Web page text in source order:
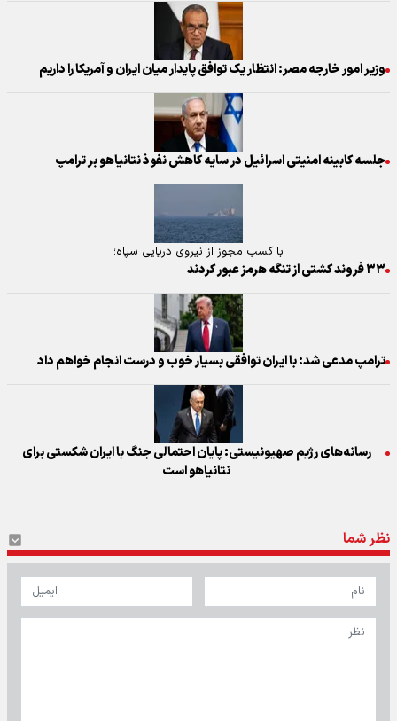
وزیر امور خارجه مصر: انتظار یک توافق پایدار میان ایران و آمریکا را داریم
جلسه کابینه امنیتی اسرائیل در سایه کاهش نفوذ نتانیاهو بر ترامپ
با کسب مجوز از نیروی دریایی سپاه؛
۳۳ فروند کشتی از تنگه هرمز عبور کردند
ترامپ مدعی شد: با ایران توافقی بسیار خوب و درست انجام خواهم داد
رسانه‌های رژیم صهیونیستی: پایان احتمالی جنگ با ایران شکستی برای
نتانیاهو است
نظر شما